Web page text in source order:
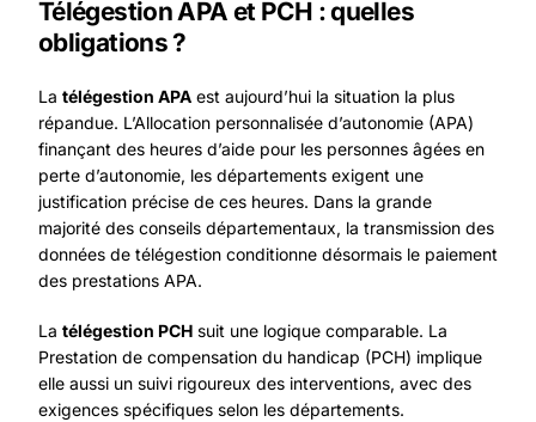
Télégestion APA et PCH : quelles
obligations ?
La télégestion APAest aujourd’hui la situation la plus
répandue. L’Allocation personnalisée d’autonomie (APA)
finançant des heures d’aide pour les personnes âgées en
perte d’autonomie, les départements exigent une
justification précise de ces heures. Dans la grande
majorité des conseils départementaux, la transmission des
données de télégestion conditionne désormais le paiement
des prestations APA.
La télégestion PCHsuit une logique comparable. La
Prestation de compensation du handicap (PCH) implique
elle aussi un suivi rigoureux des interventions, avec des
exigences spécifiques selon les départements.